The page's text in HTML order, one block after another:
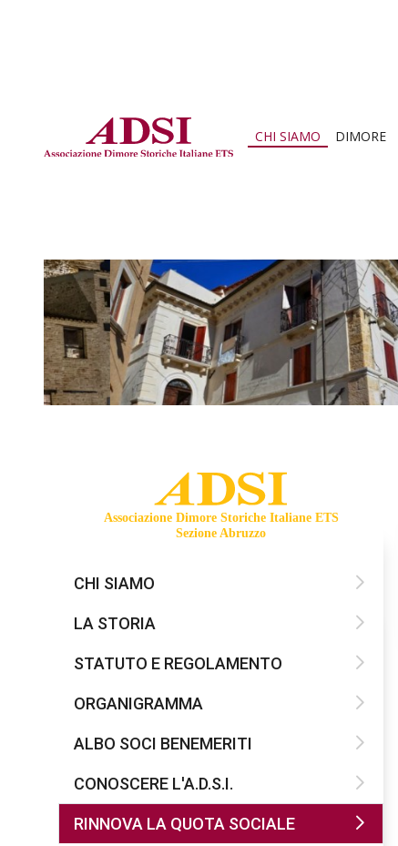
CHI SIAMO DIMORE
Associazione Dimore Storiche Italiane ETS
Sezione Abruzzo
CHI SIAMO
LA STORIA
STATUTO E REGOLAMENTO
ORGANIGRAMMA
ALBO SOCI BENEMERITI
CONOSCERE L'A.D.S.I.
RINNOVA LA QUOTA SOCIALE